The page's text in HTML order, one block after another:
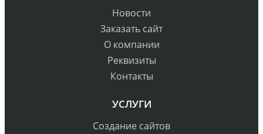
Новости
Заказать сайт
О компании
Реквизиты
Контакты
УСЛУГИ
Создание сайтов